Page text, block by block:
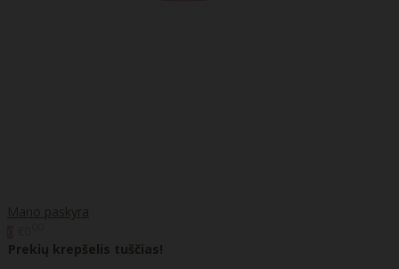
Mano paskyra
Prekių krepšelis tuščias!